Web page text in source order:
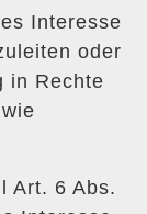
Interesse
oder
in Rechte
Art. 6 Abs.